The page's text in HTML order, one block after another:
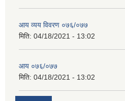
आय व्यय विवरण ०७६/०७७
मिति: 04/18/2021 - 13:02
आय ०७६/०७७
मिति: 04/18/2021 - 13:02